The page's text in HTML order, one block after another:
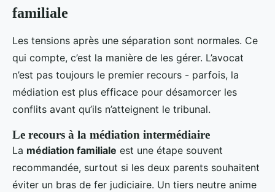
familiale
Les tensions après une séparation sont normales. Ce
qui compte, c’est la manière de les gérer. L’avocat
n’est pas toujours le premier recours - parfois, la
médiation est plus efficace pour désamorcer les
conflits avant qu’ils n’atteignent le tribunal.
Le recours à la médiation intermédiaire
La médiation familiale est une étape souvent
recommandée, surtout si les deux parents souhaitent
éviter un bras de fer judiciaire. Un tiers neutre anime